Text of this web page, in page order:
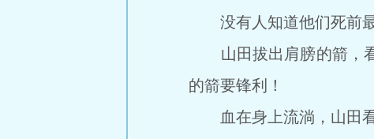
没有人知道他们死前最
山田拔出肩膀的箭，看
的箭要锋利！
血在身上流淌，山田看